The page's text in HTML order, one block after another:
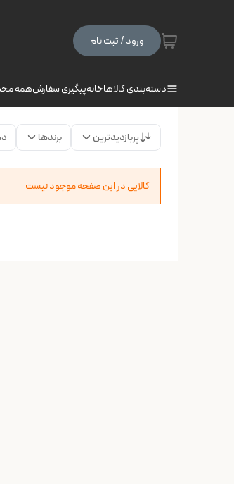
ورود / ثبت نام
دسته‌بندی کالاهاخانهپیگیری سفارشهمه
پربازدیدترین برندها
کالایی در این صفحه موجود نیست